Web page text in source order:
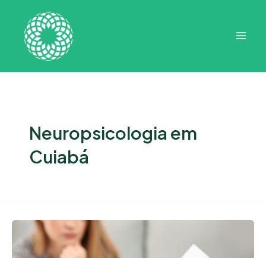
conteúdo
Neuropsicologia em
Cuiabá